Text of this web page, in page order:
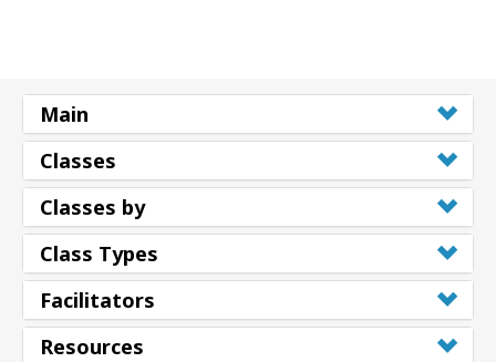
Main
Classes
Classes by
Class Types
Facilitators
Resources